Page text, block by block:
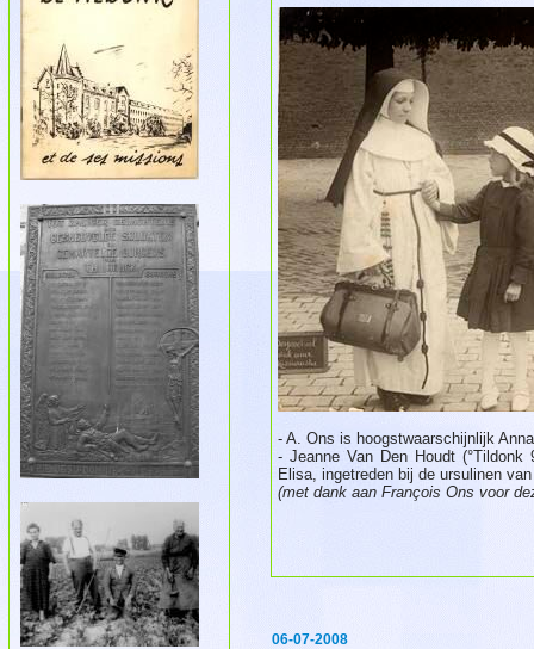
- A. Ons is hoogstwaarschijnlijk
- Jeanne Van Den Houdt
Elisa, ingetreden bij de ursulinen
(met dank aan François Ons voor
06-07-2008